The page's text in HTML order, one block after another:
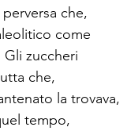
che,
come
zuccheri
che,
la trovava,
tempo,